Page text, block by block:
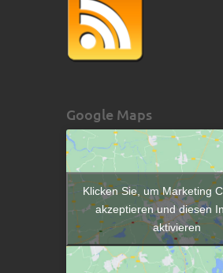
Google Maps
Klicken Sie, um Marketing
akzeptieren und diesen
aktivieren